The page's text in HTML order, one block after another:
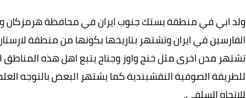
ولد ابي في منطقة بستك جنوب ايران في محافظة هرمزكان
الفارسين في ايران وتشتهر بتاريخها بكونها من منطقة
تشتهر مدن اخرى مثل خنج واوز وجناح يتبع اهل هذه
للطريقة الصوفية النقشبندية كما يشتهر البعض بالتوجه
للاتجاه السلفي.